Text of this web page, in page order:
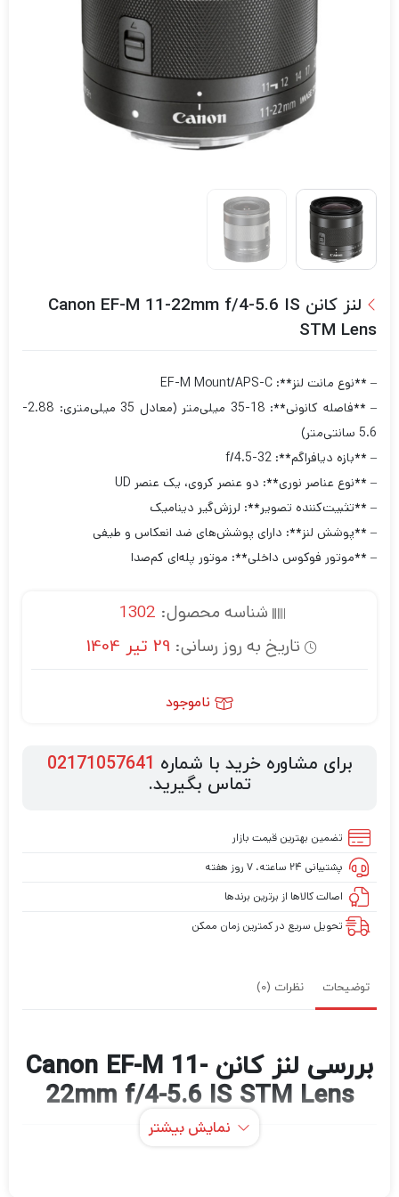
لنز کانن Canon EF-M 11-22mm f/4-5.6 IS
STM Lens
– **نوع مانت لنز**: EF-M Mount/APS-C
– **فاصله کانونی**: 18-35 میلی‌متر (معادل 35 میلی‌متری: 2.88-
5.6 سانتی‌متر)
– **بازه دیافراگم**: f/4.5-32
– **نوع عناصر نوری**: دو عنصر کروی، یک عنصر UD
– **تثبیت‌کننده تصویر**: لرزش‌گیر دینامیک
– **پوشش لنز**: دارای پوشش‌های ضد انعکاس و طیفی
– **موتور فوکوس داخلی**: موتور پله‌ای کم‌صدا
شناسه محصول: 1302
تاریخ به روز رسانی: 29 تیر 1404
ناموجود
برای مشاوره خرید با شماره 02171057641
تماس بگیرید.
تضمین بهترین قیمت بازار
پشتیبانی ۲۴ ساعته، ۷ روز هفته
اصالت کالاها از برترین برندها
تحویل سریع در کمترین زمان ممکن
توضیحات نظرات (0)
بررسی لنز کانن Canon EF-M 11-
22mm f/4-5.6 IS STM Lens
نمایش بیشتر